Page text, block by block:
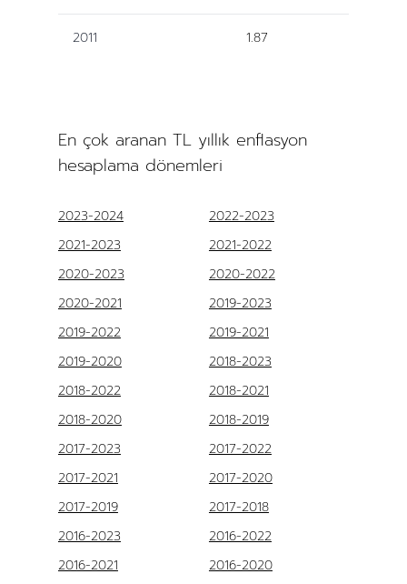
2011 1.87
En çok aranan TL yıllık enflasyon
hesaplama dönemleri
2023-2024
2022-2023
2021-2023
2021-2022
2020-2023
2020-2022
2020-2021
2019-2023
2019-2022
2019-2021
2019-2020
2018-2023
2018-2022
2018-2021
2018-2020
2018-2019
2017-2023
2017-2022
2017-2021
2017-2020
2017-2019
2017-2018
2016-2023
2016-2022
2016-2021
2016-2020